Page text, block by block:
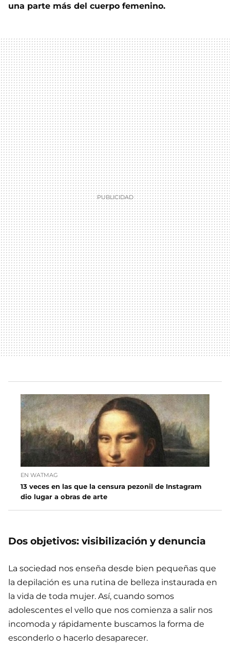
una parte más del cuerpo femenino.
EN WATMAG
13 veces en las que la censura pezonil de Instagram
dio lugar a obras de arte
Dos objetivos: visibilización y denuncia
La sociedad nos enseña desde bien pequeñas que
la depilación es una rutina de belleza instaurada en
la vida de toda mujer. Así, cuando somos
adolescentes el vello que nos comienza a salir nos
incomoda y rápidamente buscamos la forma de
esconderlo o hacerlo desaparecer.